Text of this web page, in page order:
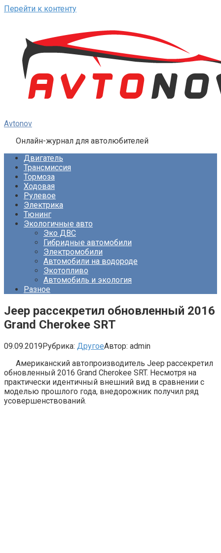
Перейти к контенту
Avtonov
Онлайн-журнал для автолюбителей
Двигатель
Трансмиссия
Тормоза
Ходовая
Рулевое
Электрика
Тюнинг
Экологичные авто
Эко ДВС
Гибридные автомобили
Электромобили
Автомобили на водороде
Экотопливо
Автомобиль и экология
Разное
Jeep рассекретил обновленный 2016
Grand Cherokee SRT
09.09.2019Рубрика: ДругоеАвтор: admin
Американский автопроизводитель Jeep рассекретил
обновленный 2016 Grand Cherokee SRT. Несмотря на
практически идентичный внешний вид в сравнении с
моделью прошлого года, внедорожник получил ряд
усовершенствований.